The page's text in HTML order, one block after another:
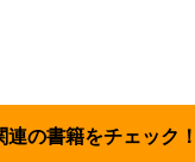
の書籍をチェック！